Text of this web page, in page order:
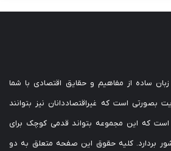
ساده از مفاهیم و حقایق اقتصادی با شما
است که غیراقتصاددانان نیز بتوانند
است که این مجموعه بتواند قدمی کوچک برای
کشور بردارد. کلیه حقوق این صفحه متعلق به دو